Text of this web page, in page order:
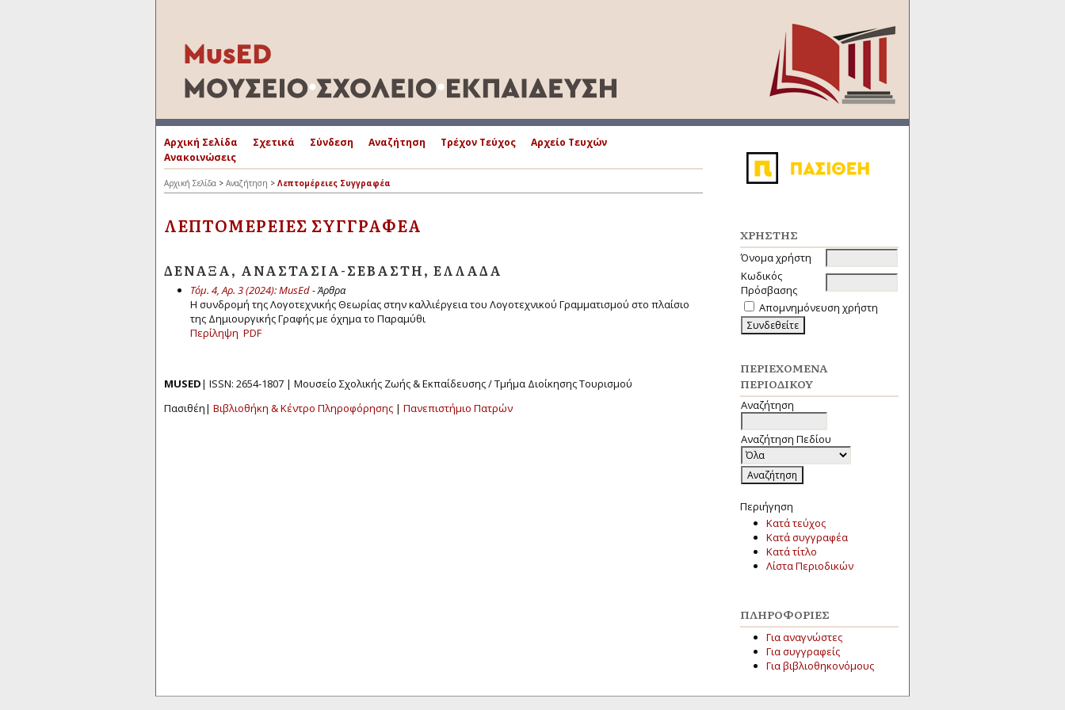
ΧΡΉΣΤΗΣ
Όνομα χρήστη
Κωδικός
Πρόσβασης
Απομνημόνευση χρήστη
ΠΕΡΙΕΧΌΜΕΝΑ
ΠΕΡΙΟΔΙΚΟΎ
Αναζήτηση
Αναζήτηση Πεδίου
Περιήγηση
Κατά τεύχος
Κατά συγγραφέα
Κατά τίτλο
Λίστα Περιοδικών
ΠΛΗΡΟΦΟΡΊΕΣ
Για αναγνώστες
Για συγγραφείς
Για βιβλιοθηκονόμους
Αρχική Σελίδα Σχετικά Σύνδεση Αναζήτηση Τρέχον Τεύχος
Αρχείο Τευχών
Ανακοινώσεις
Αρχική Σελίδα > Αναζήτηση > Λεπτομέρειες Συγγραφέα
ΛΕΠΤΟΜΈΡΕΙΕΣ ΣΥΓΓΡΑΦΈΑ
ΔΕΝΑΞΆ, ΑΝΑΣΤΑΣΊΑ-ΣΕΒΑΣΤΉ, ΕΛΛΆΔΑ
Τόμ. 4, Αρ. 3 (2024): MusEd- Άρθρα
Η συνδρομή της Λογοτεχνικής Θεωρίας στην καλλιέργεια του Λογοτεχνικού Γραμματισμού στο πλαίσιο
της Δημιουργικής Γραφής με όχημα το Παραμύθι
Περίληψη PDF
MUSED| ISSN: 2654-1807 | Μουσείο Σχολικής Ζωής & Εκπαίδευσης / Τμήμα Διοίκησης Τουρισμού
Πασιθέη| Βιβλιοθήκη & Κέντρο Πληροφόρησης | Πανεπιστήμιο Πατρών